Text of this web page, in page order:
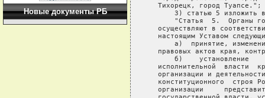
Новые документы РБ